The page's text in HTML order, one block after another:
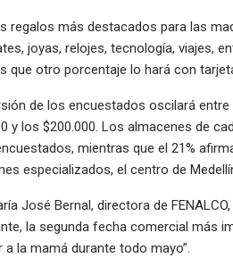
regalos más destacados para las
joyas, relojes, tecnología, viajes,
que otro porcentaje lo hará con
de los encuestados oscilará
y los $200.000. Los almacenes de
mientras que el 21%
especializados, el centro de
José Bernal, directora de
la segunda fecha comercial más
a la mamá durante todo mayo”.